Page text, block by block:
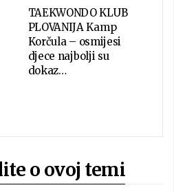
TAEKWONDO KLUB
PLOVANIJA Kamp
Korčula – osmijesi
djece najbolji su
dokaz…
o ovoj temi